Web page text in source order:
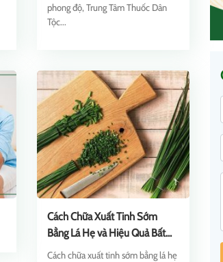
phong độ, Trung Tâm Thuốc Dân
Tộc...
Cách Chữa Xuất Tinh Sớm
Bằng Lá Hẹ và Hiệu Quả Bất
Ngờ
Cách chữa xuất tinh sớm bằng lá hẹ